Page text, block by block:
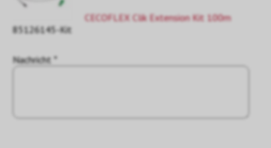
CECOFLEX Clik Extension Kit 100m
85126145-Kit
Nachricht *